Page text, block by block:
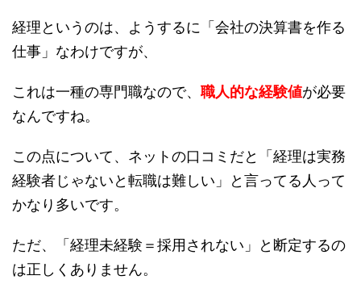
経理というのは、ようするに「会社の決算書を作る
仕事」なわけですが、
これは一種の専門職なので、 職人的な経験値が必要
なんですね。
この点について、ネットの口コミだと「経理は実務
経験者じゃないと転職は難しい」と言ってる人って
かなり多いです。
ただ、「経理未経験＝採用されない」と断定するの
は正しくありません。